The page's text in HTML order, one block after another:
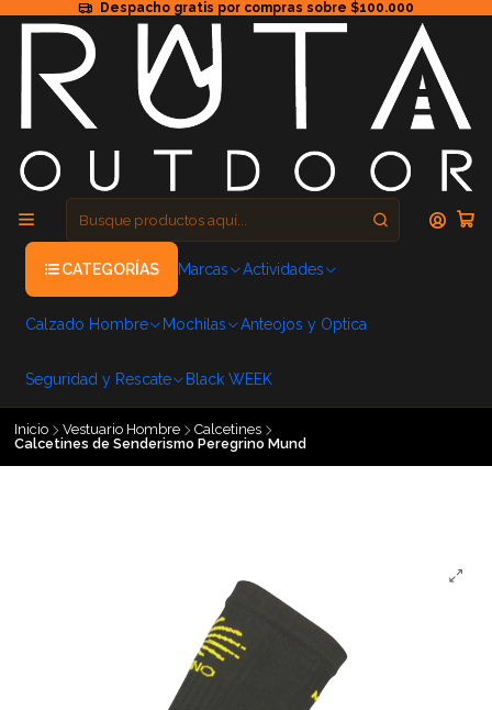
Despacho gratis por compras sobre $100.000
CATEGORÍAS Marcas Actividades
Calzado Hombre Mochilas Anteojos y Optica
Seguridad y Rescate Black WEEK
Inicio Vestuario Hombre
Calcetines
Calcetines de Senderismo Peregrino Mund